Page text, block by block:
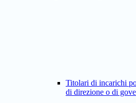
Titolari di incarichi
di direzione o di